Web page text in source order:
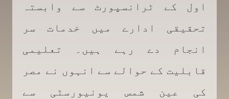
اول کے ٹرانسپورٹ سے وابستہ
تحقیقی ادارے میں خدمات سر
انجام دے رہے ہیں۔ تعلیمی
قابلیت کے حوالے سے انہوں نے مصر
کی عین شمس یونیورسٹی سے